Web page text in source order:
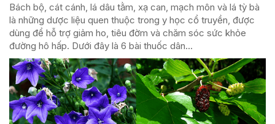
Bách bộ, cát cánh, lá dâu tằm, xạ can, mạch môn và lá tỳ bà
là những dược liệu quen thuộc trong y học cổ truyền, được
dùng để hỗ trợ giảm ho, tiêu đờm và chăm sóc sức khỏe
đường hô hấp. Dưới đây là 6 bài thuốc dân...